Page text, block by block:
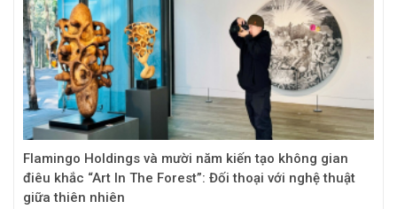
Flamingo Holdings và mười năm kiến tạo không gian
điêu khắc “Art In The Forest”: Đối thoại với nghệ thuật
giữa thiên nhiên